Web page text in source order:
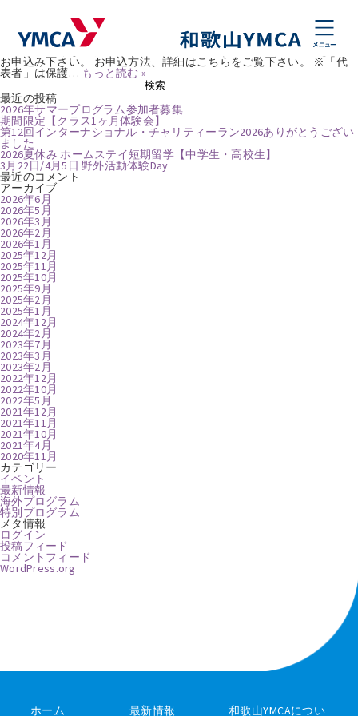
2026年サマープログラム参加者募集
2026年6月9日
2026 夏期特別プログラム キャンプ・集中教室 参加者募集！ お申込み
方法が新しくなりました! ↓ こちら(web予約)から「新規登録」をして
お申込み下さい。 お申込方法、詳細はこちらをご覧下さい。 ※「代
表者」は保護… もっと読む »
検
索:
検索
最近の投稿
2026年サマープログラム参加者募集
期間限定【クラス1ヶ月体験会】
第12回インターナショナル・チャリティーラン2026ありがとうござい
ました
2026夏休み ホームステイ短期留学【中学生・高校生】
3月22日/4月5日 野外活動体験Day
最近のコメント
アーカイブ
2026年6月
2026年5月
2026年3月
2026年2月
2026年1月
2025年12月
2025年11月
2025年10月
2025年9月
2025年2月
2025年1月
2024年12月
2024年2月
2023年7月
2023年3月
2023年2月
2022年12月
2022年10月
2022年5月
2021年12月
2021年11月
2021年10月
2021年4月
2020年11月
カテゴリー
イベント
最新情報
海外プログラム
特別プログラム
メタ情報
ログイン
投稿フィード
コメントフィード
WordPress.org
ホーム 最新情報 和歌山YMCAについ